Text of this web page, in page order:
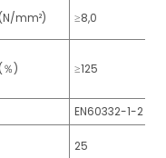
(N/mm²) ≥8,0
(％) ≥125
EN60332-1-2
25